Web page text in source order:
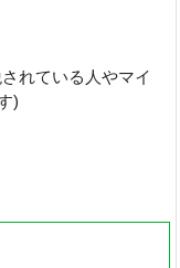
れている人やマイ
)